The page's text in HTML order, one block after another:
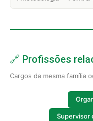
🔗 Profissões
Cargos da mesma família
Supervisor